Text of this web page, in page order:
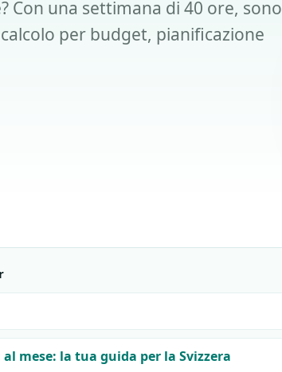
Con una settimana di 40 ore, sono
per budget, pianificazione
mese: la tua guida per la Svizzera